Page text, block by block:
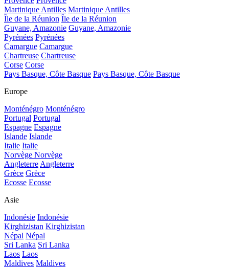
Martinique Antilles Martinique Antilles
Île de la Réunion Île de la Réunion
Guyane, Amazonie Guyane, Amazonie
Pyrénées Pyrénées
Camargue Camargue
Chartreuse Chartreuse
Corse Corse
Pays Basque, Côte Basque Pays Basque, Côte Basque
Europe
Monténégro Monténégro
Portugal Portugal
Espagne Espagne
Islande Islande
Italie Italie
Norvège Norvège
Angleterre Angleterre
Grèce Grèce
Ecosse Ecosse
Asie
Indonésie Indonésie
Kirghizistan Kirghizistan
Népal Népal
Sri Lanka Sri Lanka
Laos Laos
Maldives Maldives